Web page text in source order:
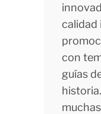
calidad
con
guías